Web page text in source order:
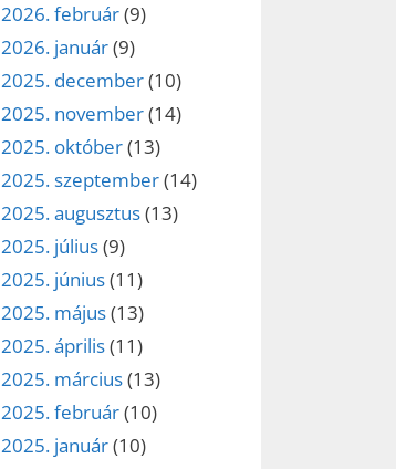
2026. február(9)
2026. január(9)
2025. december(10)
2025. november(14)
2025. október(13)
2025. szeptember(14)
2025. augusztus(13)
2025. július(9)
2025. június(11)
2025. május(13)
2025. április(11)
2025. március(13)
2025. február(10)
2025. január(10)